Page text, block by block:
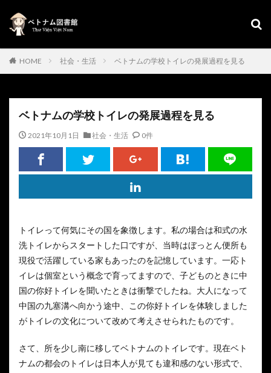
HOME 社会・生活 ベトナムの学校トイレの発展過程を見る
ベトナムの学校トイレの発展過程を見る
2021年10月1日 社会・生活 0件
トイレって何気にその国を象徴します。私の場合は和式の水
洗トイレからスタートした口ですが、当時はぼっとん便所も
現役で活躍している家もあったのを記憶しています。一応ト
イレは個室という概念で育ってますので、子どものときに中
国の你好トイレを聞いたときは衝撃でしたね。大人になって
中国の九塞溝へ向かう途中、この你好トイレを体験しました
がトイレの文化について改めて考えさせられたものです。
さて、所を少し南に移してベトナムのトイレです。現在ベト
ナムの都会のトイレは日本人が見ても違和感のない形式で、